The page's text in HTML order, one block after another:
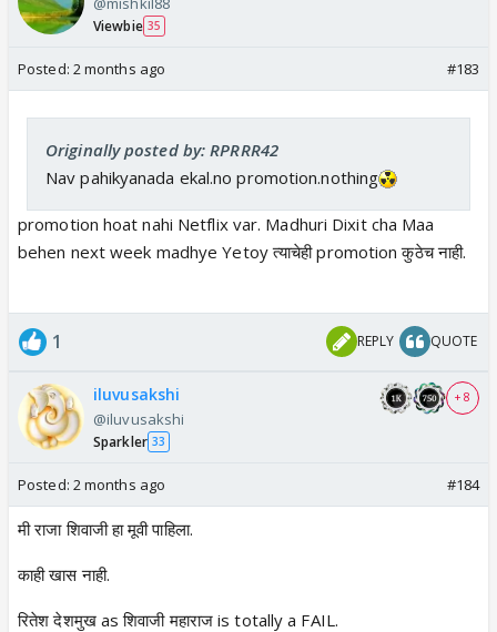
Viewbie 35
Posted: 2 months ago #183
Originally posted by: RPRRR42
Nav pahikyanada ekal.no promotion.nothing
promotion hoat nahi Netflix var. Madhuri Dixit cha Maa
behen next week madhye Yetoy त्याचेही promotion कुठेच नाही.
1 REPLY QUOTE
iluvusakshi
@iluvusakshi
Sparkler 33
+ 8
Posted: 2 months ago #184
मी राजा शिवाजी हा मूवी पाहिला.
काही खास नाही.
रितेश देशमुख as शिवाजी महाराज is totally a FAIL.